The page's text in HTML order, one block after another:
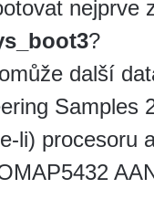
nejprve
?
další
Samples
li) procesoru